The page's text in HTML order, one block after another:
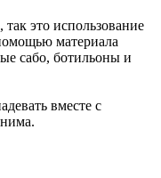
это использование
материала
сабо, ботильоны и
вместе с